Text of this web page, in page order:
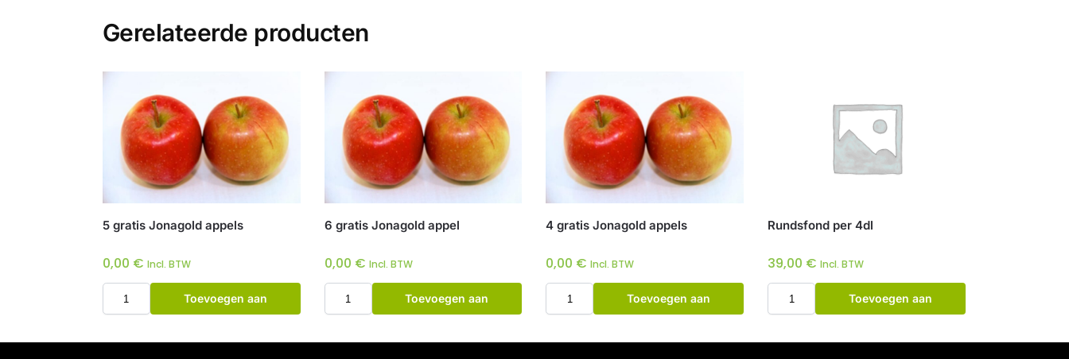
Gerelateerde producten
5 gratis Jonagold appels
0,00 € Incl. BTW
Toevoegen aan
6 gratis Jonagold appel
0,00 € Incl. BTW
Toevoegen aan
4 gratis Jonagold appels
0,00 € Incl. BTW
Toevoegen aan
Rundsfond per 4dl
39,00 € Incl. BTW
Toevoegen aan